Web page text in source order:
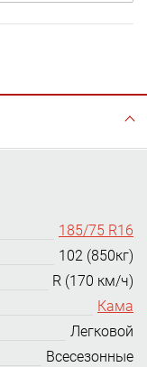
185/75 R16
102 (850кг)
R (170 км/ч)
Кама
Легковой
Всесезонные